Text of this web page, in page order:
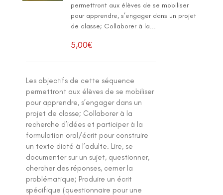
permettront aux élèves de se mobiliser
pour apprendre, s’engager dans un projet
de classe; Collaborer à la...
5,00€
Les objectifs de cette séquence
permettront aux élèves de se mobiliser
pour apprendre, s’engager dans un
projet de classe; Collaborer à la
recherche d’idées et participer à la
formulation oral/écrit pour construire
un texte dicté à l’adulte. Lire, se
documenter sur un sujet, questionner,
chercher des réponses, cerner la
problématique; Produire un écrit
spécifique (questionnaire pour une